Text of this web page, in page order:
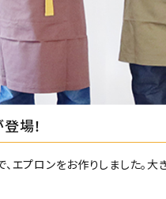
場！
エプロンをお作りしました。